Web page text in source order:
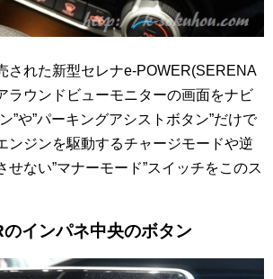
された新型セレナe-POWER(SERENA
ラウンドビューモニターの画面をナビ
”や”パーキングアシストボタン”だけで
ンジンを駆動するチャージモードや逆
せない”マナーモード”スイッチをこのス
インパネ中央のボタン